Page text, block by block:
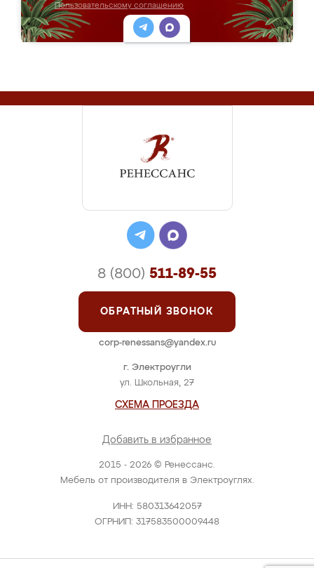
Пользовательскому соглашению
2015 - 2026 © Ренессанс.
Мебель от производителя в Электроуглях.
ИНН: 580313642057
ОГРНИП: 317583500009448
г. Электроугли
ул. Школьная, 27
СХЕМА ПРОЕЗДА
Добавить в избранное
8 (800) 511-89-55
ОБРАТНЫЙ ЗВОНОК
corp-renessans@yandex.ru